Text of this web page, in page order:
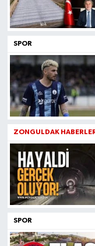
SPOR
ZONGULDAK
SPOR